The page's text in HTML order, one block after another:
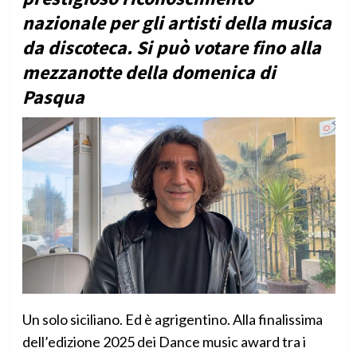
nazionale per gli artisti della musica
da discoteca. Si può votare fino alla
mezzanotte della domenica di
Pasqua
Un solo siciliano. Ed è agrigentino. Alla finalissima
dell’edizione 2025 dei Dance music award tra i